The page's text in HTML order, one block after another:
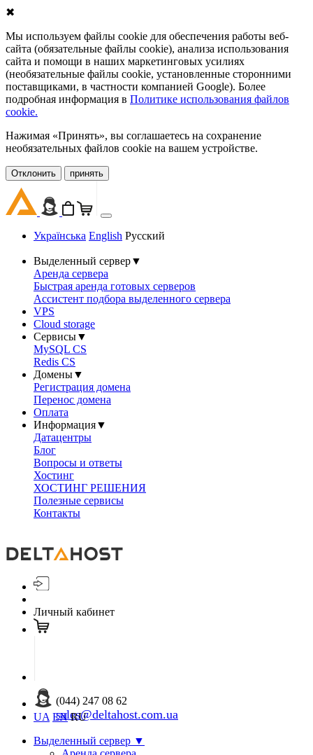
✖
Мы используем файлы cookie для обеспечения работы веб-
сайта (обязательные файлы cookie), анализа использования
сайта и помощи в наших маркетинговых усилиях
(необязательные файлы cookie, установленные сторонними
поставщиками, в частности компанией Google). Более
подробная информация в Политике использования файлов
cookie.
Нажимая «Принять», вы соглашаетесь на сохранение
необязательных файлов cookie на вашем устройстве.
Oтклонить принять
Українська English Русский
Выделенный сервер▼
Аренда сервера
Быстрая аренда готовых серверов
Ассистент подбора выделенного сервера
VPS
Cloud storage
Сервисы▼
MySQL CS
Redis CS
Домены▼
Регистрация домена
Перенос домена
Оплата
Информация▼
Датацентры
Блог
Вопросы и ответы
Хостинг
ХОСТИНГ РЕШЕНИЯ
Полезные сервисы
Контакты
Личный кабинет
(044) 247 08 62
sales@deltahost.com.ua
UA EN RU
Выделенный сервер ▼